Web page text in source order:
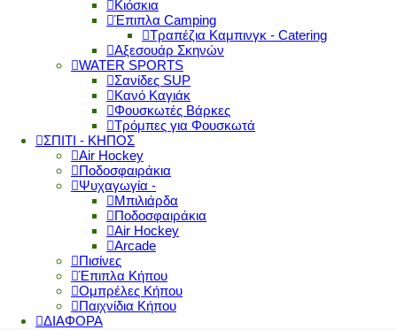
Κιόσκια
Έπιπλα Camping
Τραπέζια Καμπινγκ - Catering
Αξεσουάρ Σκηνών
WATER SPORTS
Σανίδες SUP
Κανό Καγιάκ
Φουσκωτές Βάρκες
Τρόμπες για Φουσκωτά
ΣΠΙΤΙ - ΚΗΠΟΣ
Air Hockey
Ποδοσφαιράκια
Ψυχαγωγία -
Μπιλιάρδα
Ποδοσφαιράκια
Air Hockey
Arcade
Πισίνες
Έπιπλα Κήπου
Ομπρέλες Κήπου
Παιχνίδια Κήπου
ΔΙΑΦΟΡΑ